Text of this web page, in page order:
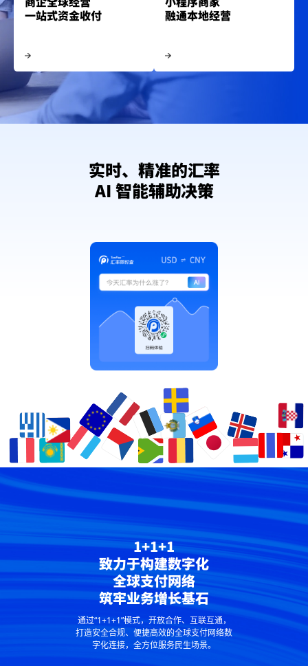
一站式资金收付
融通本地经营
实时、精准的汇率
AI 智能辅助决策
1+1+1
致力于构建数字化
全球支付网络
筑牢业务增长基石
通过“1+1+1”模式，开放合作、互联互通，
打造安全合规、便捷高效的全球支付网络数
字化连接，全方位服务民生场景。